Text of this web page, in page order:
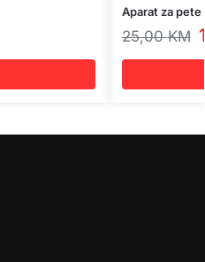
Aparat za pete
25,00KM